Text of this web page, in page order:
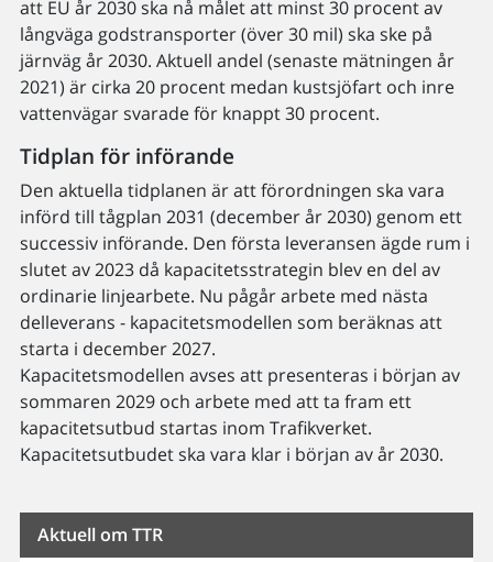
att EU år 2030 ska nå målet att minst 30 procent av
långväga godstransporter (över 30 mil) ska ske på
järnväg år 2030. Aktuell andel (senaste mätningen år
2021) är cirka 20 procent medan kustsjöfart och inre
vattenvägar svarade för knappt 30 procent.
Tidplan för införande
Den aktuella tidplanen är att förordningen ska vara
införd till tågplan 2031 (december år 2030) genom ett
successiv införande. Den första leveransen ägde rum i
slutet av 2023 då kapacitetsstrategin blev en del av
ordinarie linjearbete. Nu pågår arbete med nästa
delleverans - kapacitetsmodellen som beräknas att
starta i december 2027.
Kapacitetsmodellen avses att presenteras i början av
sommaren 2029 och arbete med att ta fram ett
kapacitetsutbud startas inom Trafikverket.
Kapacitetsutbudet ska vara klar i början av år 2030.
Aktuell om TTR